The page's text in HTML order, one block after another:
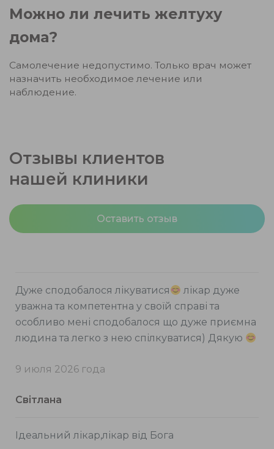
Можно ли лечить желтуху
дома?
Самолечение недопустимо. Только врач может
назначить необходимое лечение или
наблюдение.
Отзывы клиентов
нашей клиники
Оставить отзыв
Дуже сподобалося лікуватися
лікар дуже
уважна та компетентна у своїй справі та
особливо мені сподобалося що дуже приємна
людина та легко з нею спілкуватися) Дякую
9 июля 2026 года
Світлана
Ідеальний лікар,лікар від Бога